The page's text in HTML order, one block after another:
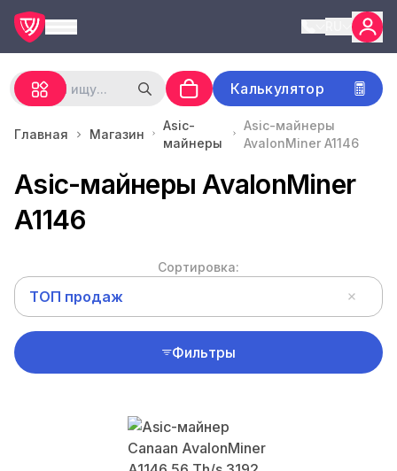
Калькулятор
Главная Магазин
Asic-
майнеры
Asic-майнеры
AvalonMiner A1146
Asic-майнеры AvalonMiner
A1146
Сортировка:
ТОП продаж
Фильтры